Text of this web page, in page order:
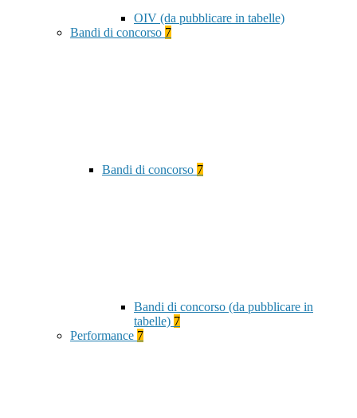
OIV (da pubblicare in tabelle)
Bandi di concorso 7
Bandi di concorso 7
Bandi di concorso (da pubblicare in
tabelle) 7
Performance 7